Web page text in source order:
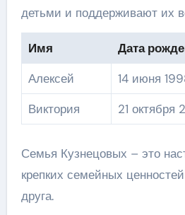
детьми и поддерживают их
Имя
Дата
Алексей
14 июня
Виктория
21 октября
Семья Кузнецовых – это
крепких семейных
друга.